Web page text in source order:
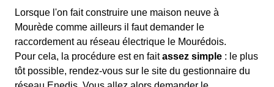
Lorsque l'on fait construire une maison neuve à
Mourède comme ailleurs il faut demander le
raccordement au réseau électrique le Mourédois.
Pour cela, la procédure est en faitassez simple : le plus
tôt possible, rendez-vous sur le site du gestionnaire du